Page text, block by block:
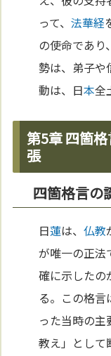
って、法華経
の使命であり
勢は、弟子や
動は、日本全
第5章 四箇
張
四箇格言の
日蓮は、仏教
が唯一の正法
確に示したの
る。この格
った当時の主
教え」として